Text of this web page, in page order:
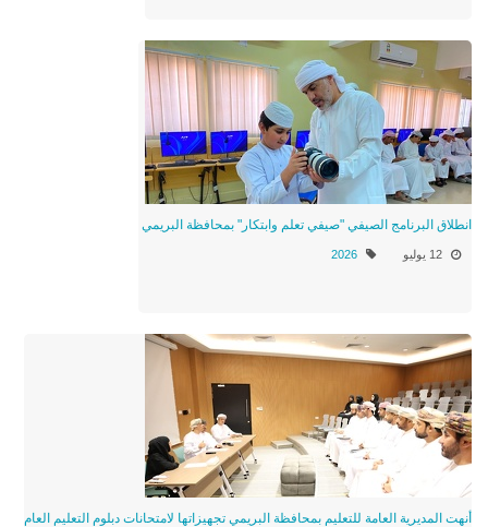
انطلاق البرنامج الصيفي "صيفي تعلم وابتكار" بمحافظة البريمي
12 يوليو 2026
أنهت المديرية العامة للتعليم بمحافظة البريمي تجهيزاتها لامتحانات دبلوم التعليم العام